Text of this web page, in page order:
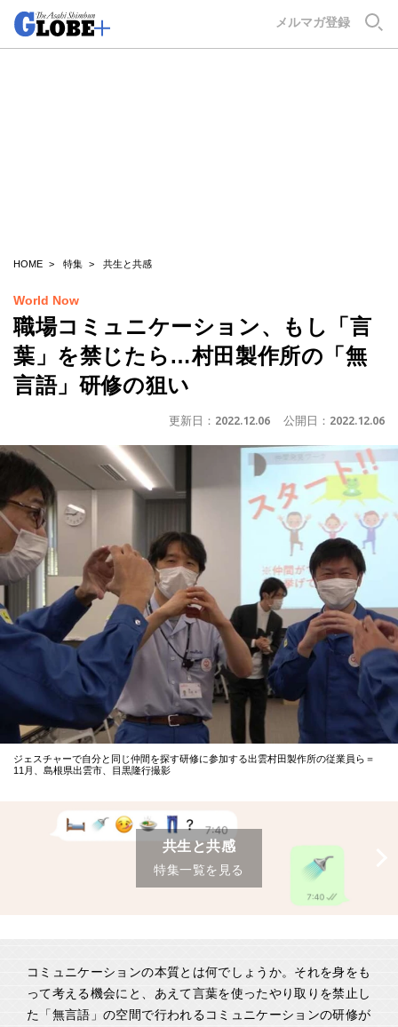
メルマガ登録
HOME 特集 共生と共感
World Now
職場コミュニケーション、もし「言
葉」を禁じたら…村田製作所の「無
言語」研修の狙い
更新日： 2022.12.06 公開日： 2022.12.06
ジェスチャーで自分と同じ仲間を探す研修に参加する出雲村田製作所の従業員ら＝
11月、島根県出雲市、目黒隆行撮影
共生と共感
特集一覧を見る
コミュニケーションの本質とは何でしょうか。それを身をも
って考える機会にと、あえて言葉を使ったやり取りを禁止し
た「無言語」の空間で行われるコミュニケーションの研修が